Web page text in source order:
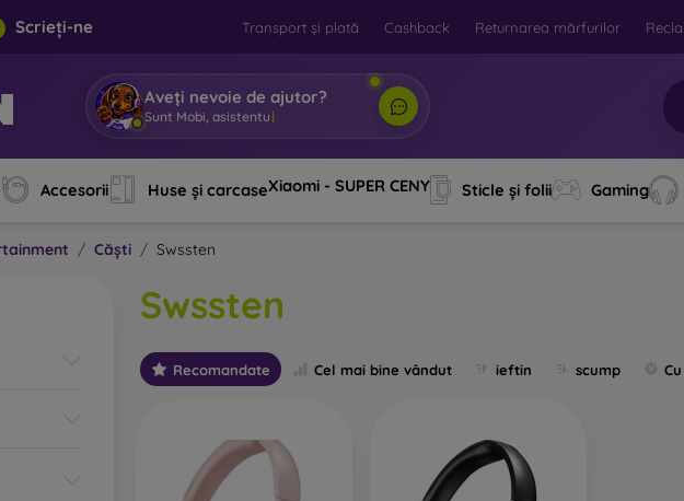
Scrieți-ne Transport și plată Cashback Returnarea mărfurilor
Aveți nevoie de ajutor?
Sunt Mobi, asistentul tău
Accesorii Huse și carcaseXiaomi - SUPER CENY Sticle și folii Gaming
Căști Swssten
Swssten
Recomandate Cel mai bine vândut ieftin scump